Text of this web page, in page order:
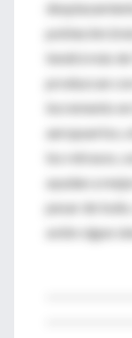
población
tendrá más
produzcan
incremento
aeropuertos,
los retrasos,
ayudan a
pesar de
avión sigue